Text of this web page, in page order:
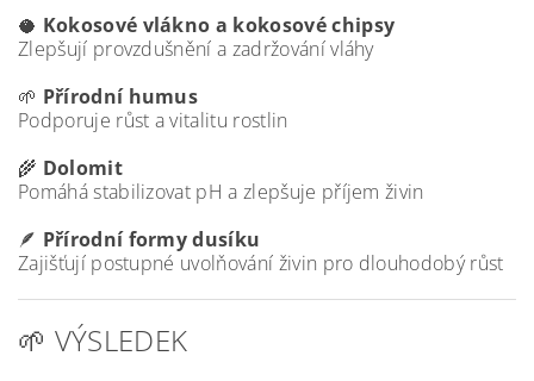
🥥 Kokosové vlákno a kokosové chipsy
Zlepšují provzdušnění a zadržování vláhy
🌱 Přírodní humus
Podporuje růst a vitalitu rostlin
🌾 Dolomit
Pomáhá stabilizovat pH a zlepšuje příjem živin
🪶 Přírodní formy dusíku
Zajišťují postupné uvolňování živin pro dlouhodobý růst
🌱 VÝSLEDEK